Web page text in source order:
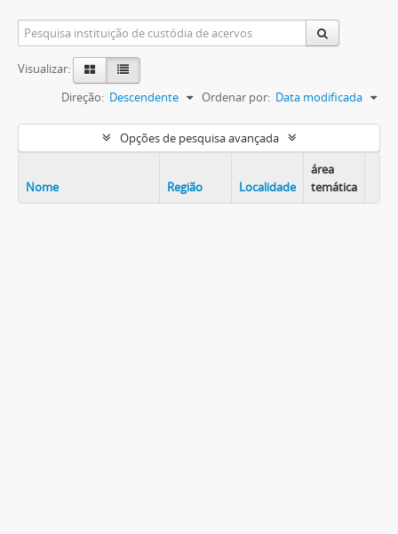
Visualizar:
Ordenar por: Data modificada
Direção: Descendente
Opções de pesquisa avançada
Nome Região Localidade
área
temática